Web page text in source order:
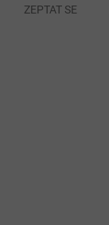
ZEPTAT SE